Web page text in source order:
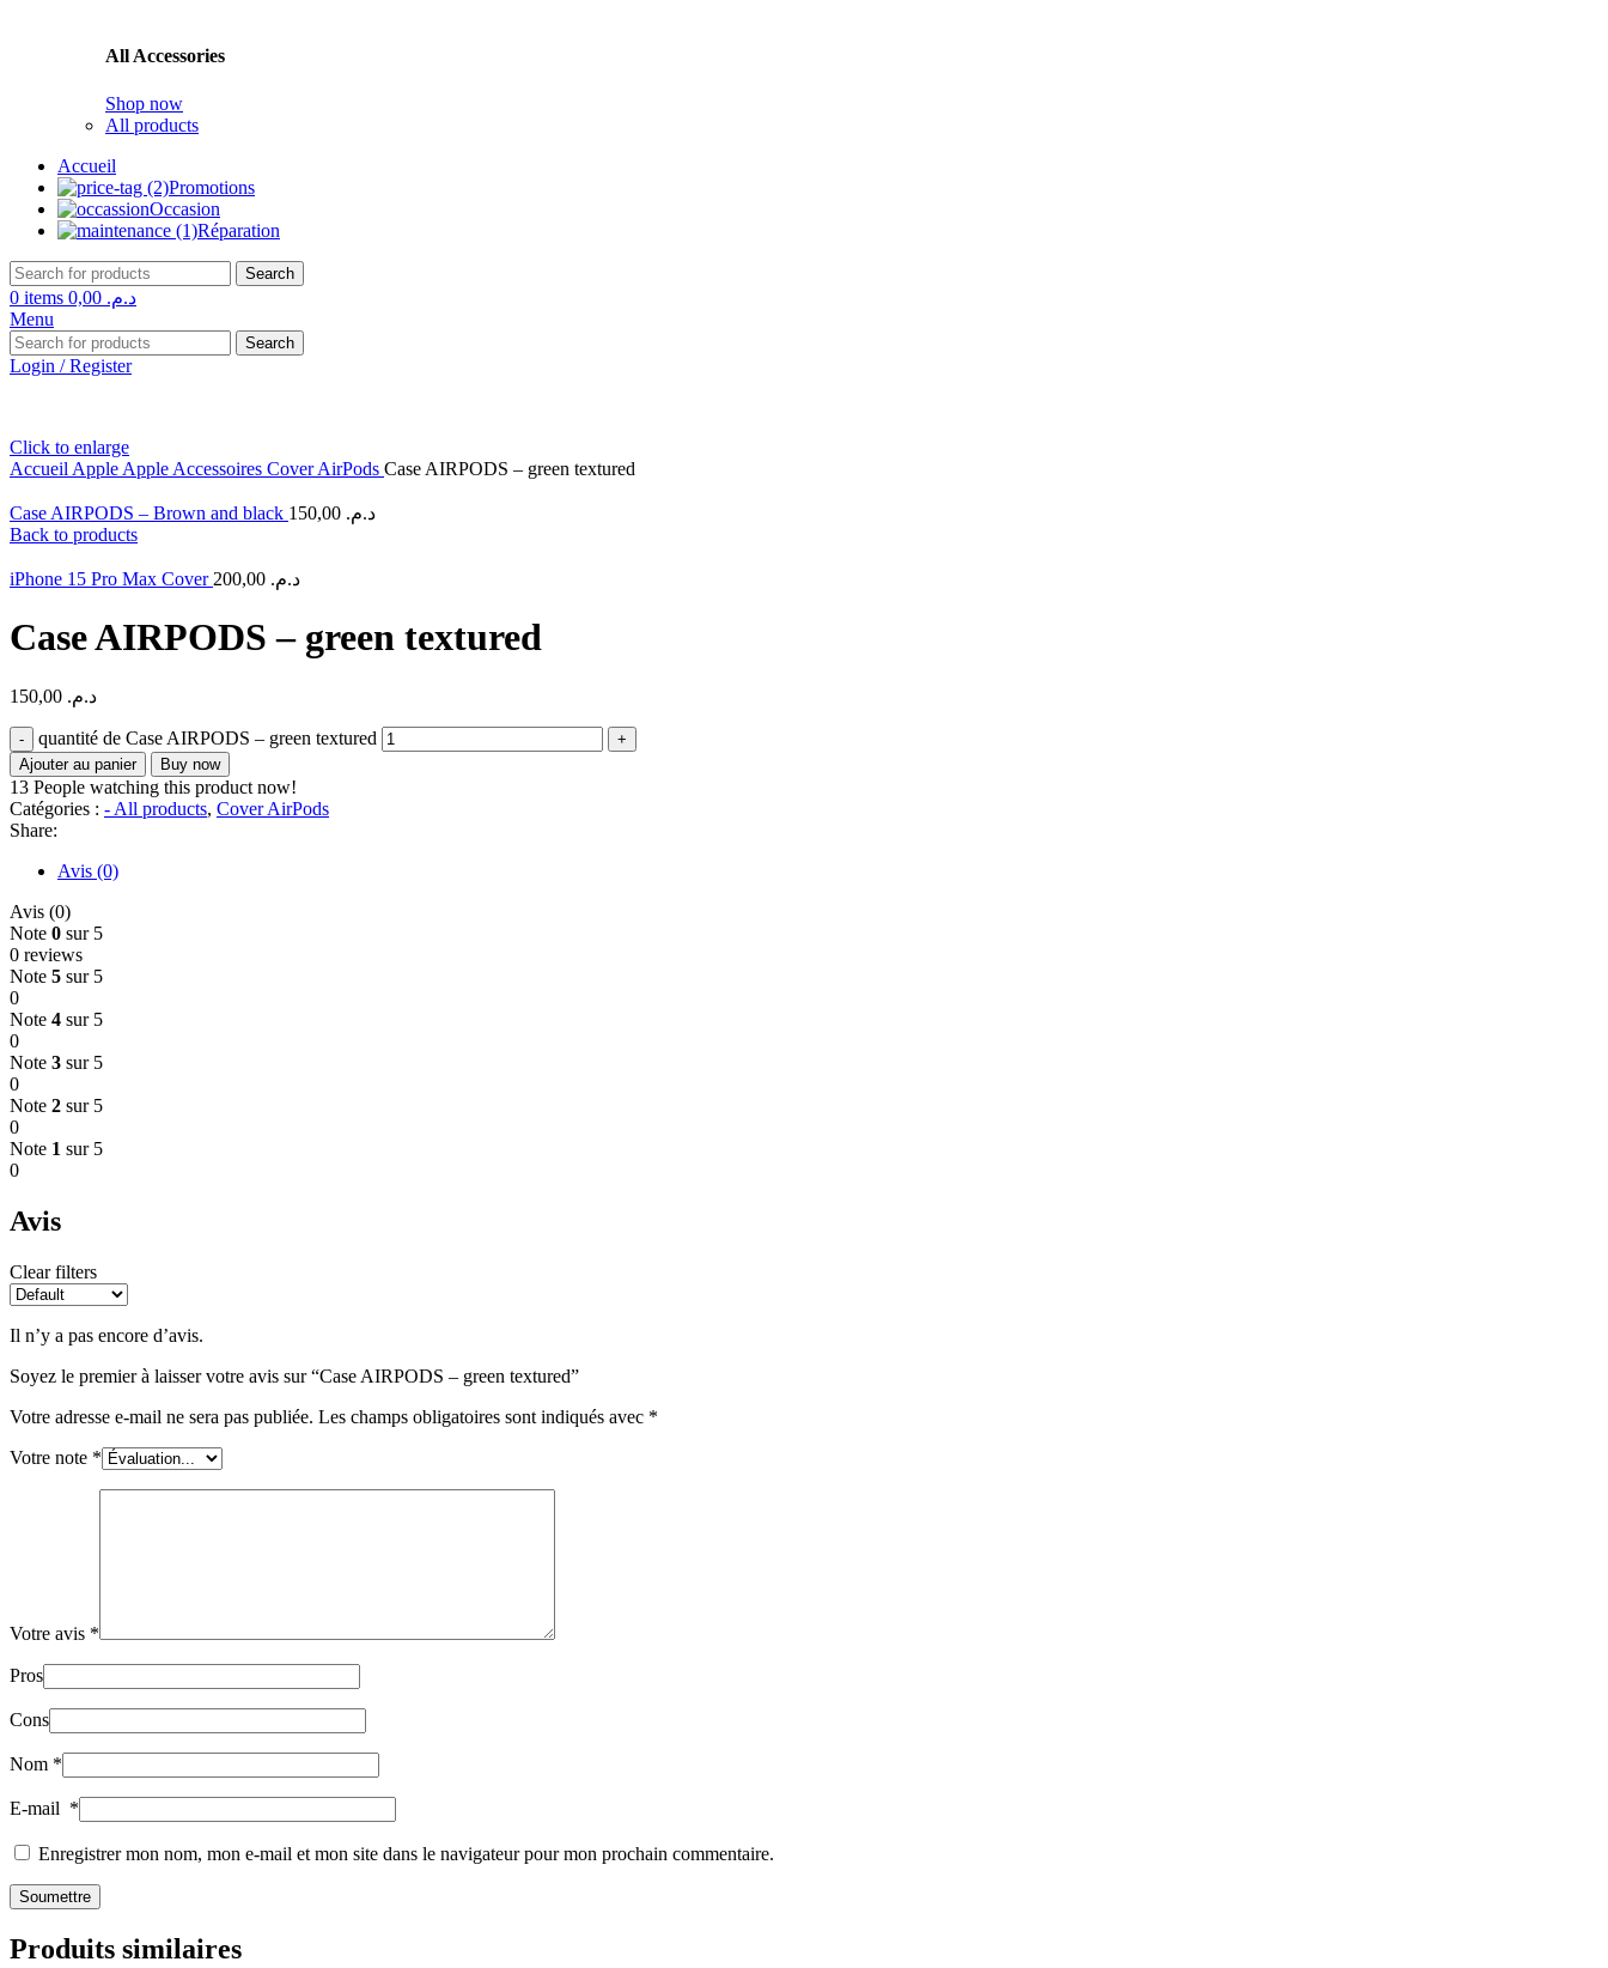
All Accessories
Shop now
All products
Accueil
Promotions
Occasion
Réparation
Search
0 items د.م.
Menu
Search
Login / Register
Click to enlarge
Accueil Apple Apple Accessoires Cover AirPods Case AIRPODS – green textured
Case AIRPODS – Brown and black د.م.
Back to products
iPhone 15 Pro Max Cover د.م.
Case AIRPODS – green textured
د.م.
quantité de Case AIRPODS – green textured
Ajouter au panier Buy now
13 People watching this product now!
Catégories : - All products, Cover AirPods
Share:
Avis (0)
Avis (0)
Note 0 sur 5
0 reviews
Note 5 sur 5
0
Note 4 sur 5
0
Note 3 sur 5
0
Note 2 sur 5
0
Note 1 sur 5
0
Avis
Clear filters
Il n’y a pas encore d’avis.
Soyez le premier à laisser votre avis sur “Case AIRPODS – green textured”
Votre adresse e-mail ne sera pas publiée. Les champs obligatoires sont indiqués avec *
Votre note *
Votre avis *
Pros
Cons
Nom *
E-mail *
Enregistrer mon nom, mon e-mail et mon site dans le navigateur pour mon prochain commentaire.
Produits similaires